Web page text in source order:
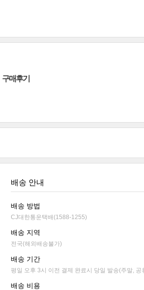
구매후기
배송 안내
배송 방법
CJ대한통운택배(1588-1255)
배송 지역
전국(해외배송불가)
배송 기간
평일 오후 3시 이전 결제 완료시 당일 발송(주말, 공
배송 비용